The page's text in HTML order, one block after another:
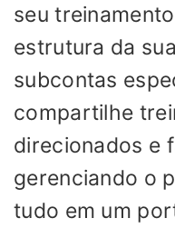
seu
estrutura da
subcontas
compartilhe
direcionados e
gerenciando o
tudo em um